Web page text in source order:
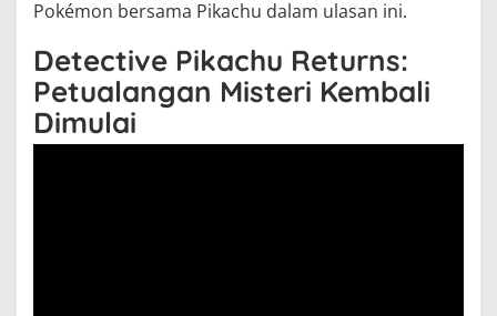
Pokémon bersama Pikachu dalam ulasan ini.
Detective Pikachu Returns:
Petualangan Misteri Kembali
Dimulai